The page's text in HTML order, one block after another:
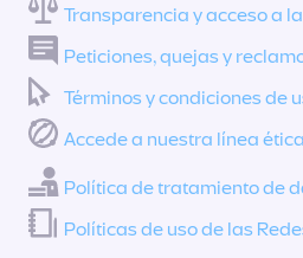
Transparencia y acceso a
Peticiones, quejas y
Términos y condiciones de
Accede a nuestra línea ética
Política de tratamiento de
Políticas de uso de las